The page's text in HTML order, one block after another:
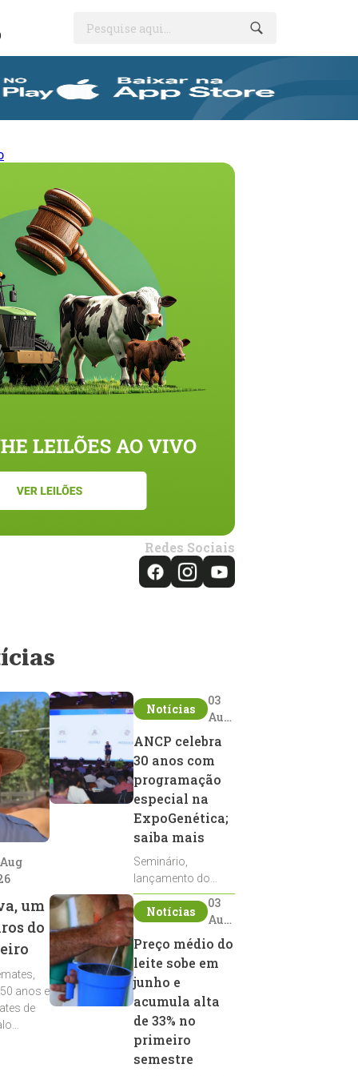
Pesquise aqui...
Redes Sociais
um
do
anos e
de
Notícias
03
Aug
ANCP celebra
30 anos com
programação
especial na
ExpoGenética;
saiba mais
Seminário,
lançamento do
Sumário de Touros,
debates, podcast,
reprodutores e
homenagens
integram a
programação da
entidade durante a
ExpoGenética 2026
Notícias
03
Aug
2026
Preço médio do
leite sobe em
junho e
acumula alta
de 33% no
primeiro
semestre